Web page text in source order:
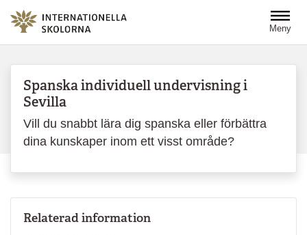
Meny
Spanska individuell undervisning i
Sevilla
Vill du snabbt lära dig spanska eller förbättra
dina kunskaper inom ett visst område?
Relaterad information